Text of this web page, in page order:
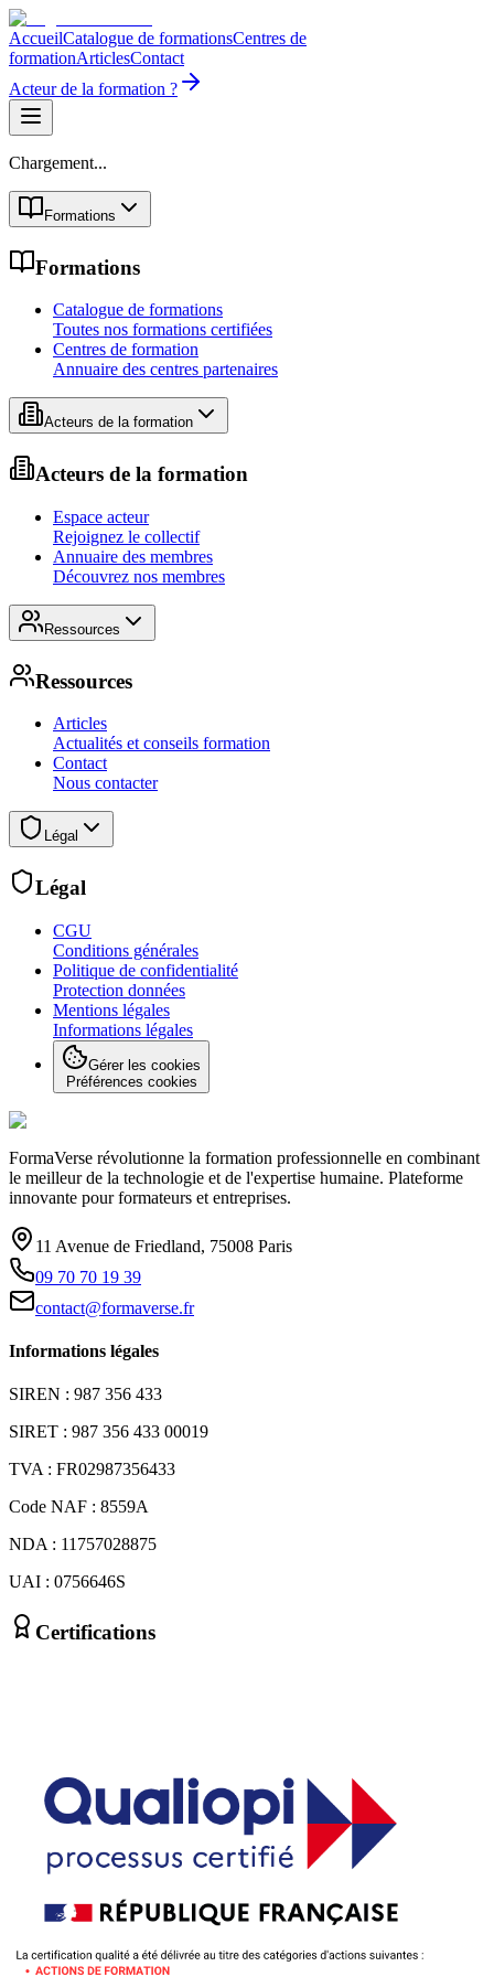
AccueilCatalogue de formationsCentres de
formationArticlesContact
Acteur de la formation ?
Chargement...
Formations
Formations
Catalogue de formations
Toutes nos formations certifiées
Centres de formation
Annuaire des centres partenaires
Acteurs de la formation
Acteurs de la formation
Espace acteur
Rejoignez le collectif
Annuaire des membres
Découvrez nos membres
Ressources
Ressources
Articles
Actualités et conseils formation
Contact
Nous contacter
Légal
Légal
CGU
Conditions générales
Politique de confidentialité
Protection données
Mentions légales
Informations légales
Gérer les cookies
Préférences cookies
FormaVerse révolutionne la formation professionnelle en combinant
le meilleur de la technologie et de l'expertise humaine. Plateforme
innovante pour formateurs et entreprises.
11 Avenue de Friedland, 75008 Paris
09 70 70 19 39
contact@formaverse.fr
Informations légales
SIREN : 987 356 433
SIRET : 987 356 433 00019
TVA : FR02987356433
Code NAF : 8559A
NDA : 11757028875
UAI : 0756646S
Certifications